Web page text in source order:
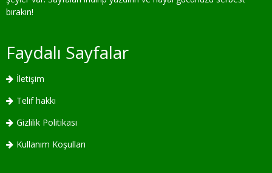
bırakın!
Faydalı Sayfalar
İletişim
Telif hakkı
Gizlilik Politikası
Kullanım Koşulları